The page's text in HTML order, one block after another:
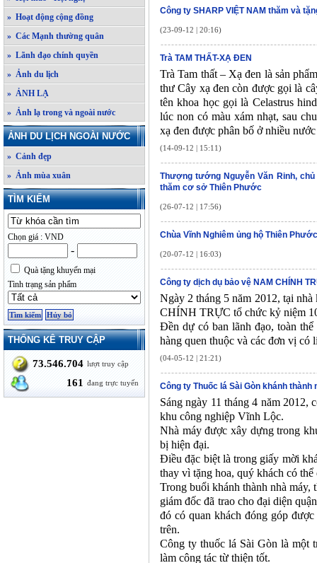
» Hoạt động cộng đồng
» Các Mạnh thường quân
» Lãnh đạo chính quyền
» Ảnh du lịch
» ẢNH LẠ
» Ảnh lạ trong và ngoài nước
ẢNH DU LỊCH NGOÀI NƯỚC
» Cảnh đẹp
» Ảnh mùa xuân
TÌM KIẾM
Chọn giá : VND
-
Quà tặng khuyến mại
Tình trạng sản phẩm
THỐNG KÊ TRUY CẬP
73.546.704 lượt truy cập
161 đang trực tuyến
Công ty SHARP VIỆT NAM thăm và
(23-09-12 | 20:16)
Trà TAM THẤT-XẠ ĐEN
Trà Tam thất – Xạ đen là sản
thư Cây xạ đen còn được gọi là
tên khoa học gọi là Celastrus
lúc non có màu xám nhạt, sau
xạ đen được phân bố ở nhiều
(14-09-12 | 15:11)
Thượng tướng Nguyễn Văn Rinh,
thăm cơ sở Thiên Phước
(26-07-12 | 17:56)
Chùa Vĩnh Nghiêm ủng hộ Thiên Phước
(20-07-12 | 16:03)
Công ty dịch dụ bảo vệ NAM CHÍNH
Ngày 2 tháng 5 năm 2012, tại
CHÍNH TRỰC tổ chức kỷ niệm
Đền dự có ban lãnh đạo, toàn
hàng quen thuộc và các đơn vị có
(04-05-12 | 21:21)
Công ty Thuốc lá Sài Gòn khánh thành
Sáng ngày 11 tháng 4 năm 2012,
khu công nghiệp Vĩnh Lộc.
Nhà máy được xây dựng trong
bị hiện đại.
Điều đặc biệt là trong giấy mời
thay vì tặng hoa, quý khách có
Trong buổi khánh thành nhà
giám đốc đã trao cho đại diện
đó có quan khách đóng góp
trên.
Công ty thuốc lá Sài Gòn là một
làm công tác từ thiện tốt.